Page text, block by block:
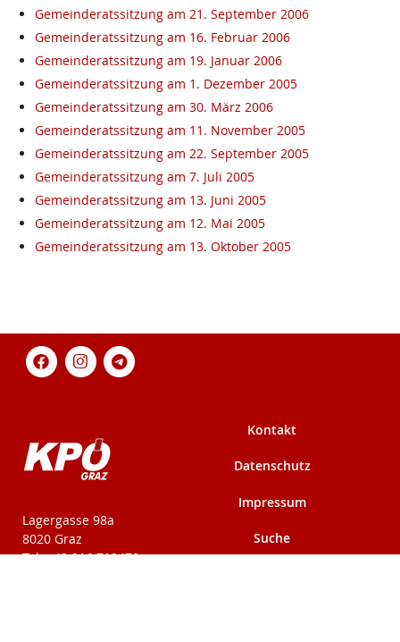
Gemeinderatssitzung am 21. September 2006
Gemeinderatssitzung am 16. Februar 2006
Gemeinderatssitzung am 19. Januar 2006
Gemeinderatssitzung am 1. Dezember 2005
Gemeinderatssitzung am 30. März 2006
Gemeinderatssitzung am 11. November 2005
Gemeinderatssitzung am 22. September 2005
Gemeinderatssitzung am 7. Juli 2005
Gemeinderatssitzung am 13. Juni 2005
Gemeinderatssitzung am 12. Mai 2005
Gemeinderatssitzung am 13. Oktober 2005
KPÖ-Steiermark
Lagergasse 98a
8020 Graz
Tel: +43 316 712479
Kontakt
Datenschutz
Impressum
Suche